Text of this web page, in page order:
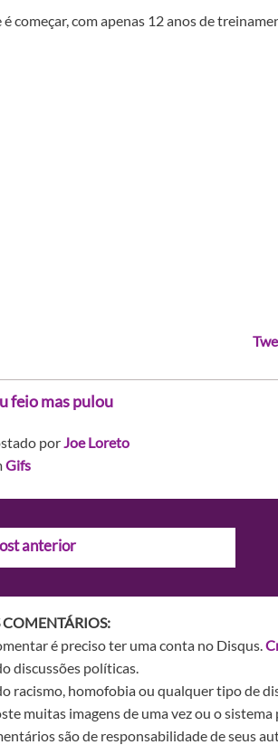
começar, com apenas 12 anos de
feio mas pulou
porJoe Loreto
Gifs
anterior
COMENTÁRIOS:
é preciso ter uma conta no Disqus.
discussões políticas.
racismo, homofobia ou qualquer tipo de
muitas imagens de uma vez ou o
são de responsabilidade de seus